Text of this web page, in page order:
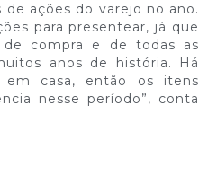
ações do varejo no ano.
para presentear, já que
compra e de todas as
anos de história. Há
casa, então os itens
nesse período”, conta